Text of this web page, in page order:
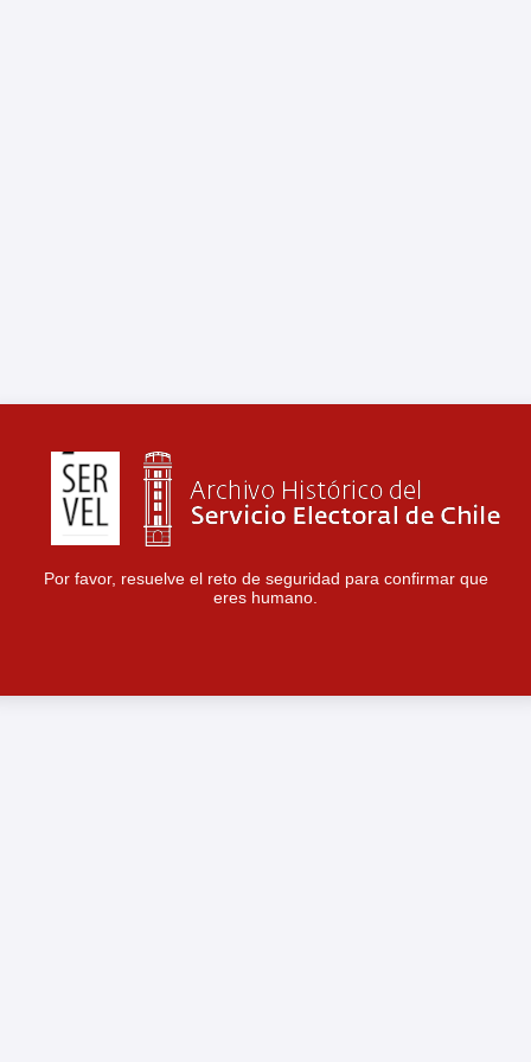
Por favor, resuelve el reto de seguridad para confirmar que
eres humano.